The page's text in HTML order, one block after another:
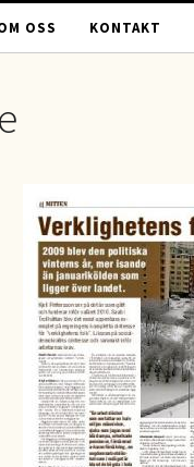
OSS KONTAKT